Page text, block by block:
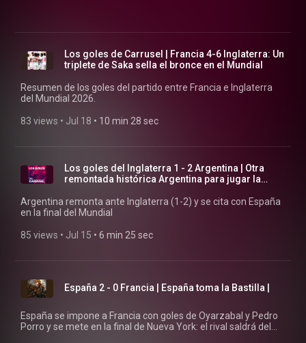
Los goles de Carrusel | Francia 4-6 Inglaterra: Un
triplete de Saka sella el bronce en el Mundial
Resumen de los goles del partido entre Francia e Inglaterra
del Mundial 2026.
83 views • Jul 18 • 10 min 28 sec
Los goles del Inglaterra 1 - 2 Argentina | Otra
remontada histórica Argentina para jugar la
Argentina remonta ante Inglaterra (1-2) y se cita con España
en la final del Mundial
85 views • Jul 15 • 6 min 25 sec
España 2 - 0 Francia | España toma la Bastilla |
España se impone a Francia con goles de Oyarzabal y Pedro
Porro y se mete en la final de Nueva York: el rival saldrá del